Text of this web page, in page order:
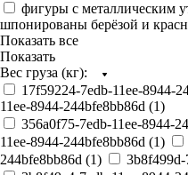
фигуры с металлическим
шпонированы берёзой и
Показать все
Показать
Вес груза (кг):
17f59224-7edb-11ee-8944-
11ee-8944-244bfe8bb86d (1)
356a0f75-7edb-11ee-8944-
11ee-8944-244bfe8bb86d (1)
244bfe8bb86d (1) 3b8f499d-